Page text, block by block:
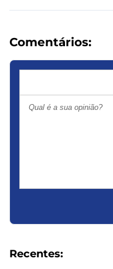
Comentários:
Recentes: